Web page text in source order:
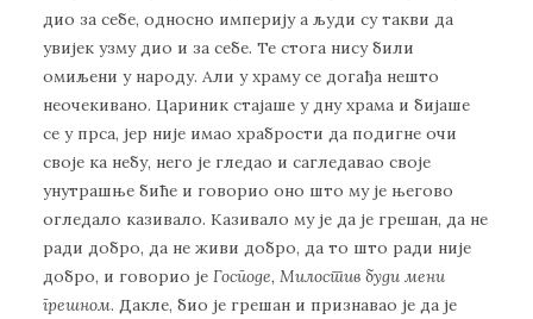
дио за себе, односно империју а људи су такви да
увијек узму дио и за себе. Те стога нису били
омиљени у народу. Али у храму се догађа нешто
неочекивано. Цариник стајаше у дну храма и бијаше
се у прса, јер није имао храбрости да подигне очи
своје ка небу, него је гледао и сагледавао своје
унутрашње биће и говорио оно што му је његово
огледало казивало. Казивало му је да је грешан, да не
ради добро, да не живи добро, да то што ради није
добро, и говорио је Господе, Милостив буди мени
грешном. Дакле, био је грешан и признавао је да је